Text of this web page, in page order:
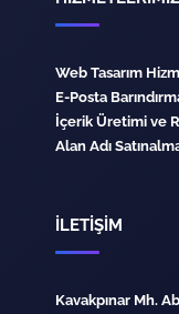
Web Tasarım
E-Posta
İçerik Üretimi ve
Alan Adı
İLETİŞİM
Kavakpınar Mh.